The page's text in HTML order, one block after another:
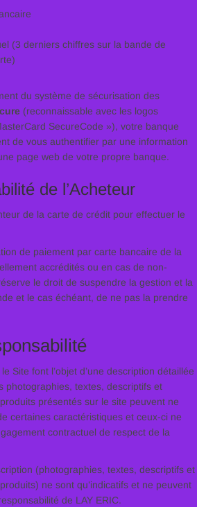
(3 derniers chiffres sur la bande de
du système de sécurisation des
(reconnaissable avec les logos
SecureCode »), votre banque
de vous authentifier par une information
page web de votre propre banque.
de l’Acheteur
de la carte de crédit pour effectuer le
de paiement par carte bancaire de la
accrédités ou en cas de non-
le droit de suspendre la gestion et la
et le cas échéant, de ne pas la prendre
Site font l’objet d’une description détaillée
photographies, textes, descriptifs et
présentés sur le site peuvent ne
certaines caractéristiques et ceux-ci ne
contractuel de respect de la
(photographies, textes, descriptifs et
ne sont qu’indicatifs et ne peuvent
de LAY ERIC.